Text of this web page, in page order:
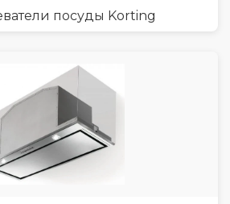
посуды Korting